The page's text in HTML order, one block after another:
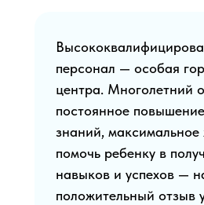
персонал — особая
центра. Многолетний
постоянное
знаний,
помочь ребенку в
навыков и успехов —
положительный отзыв